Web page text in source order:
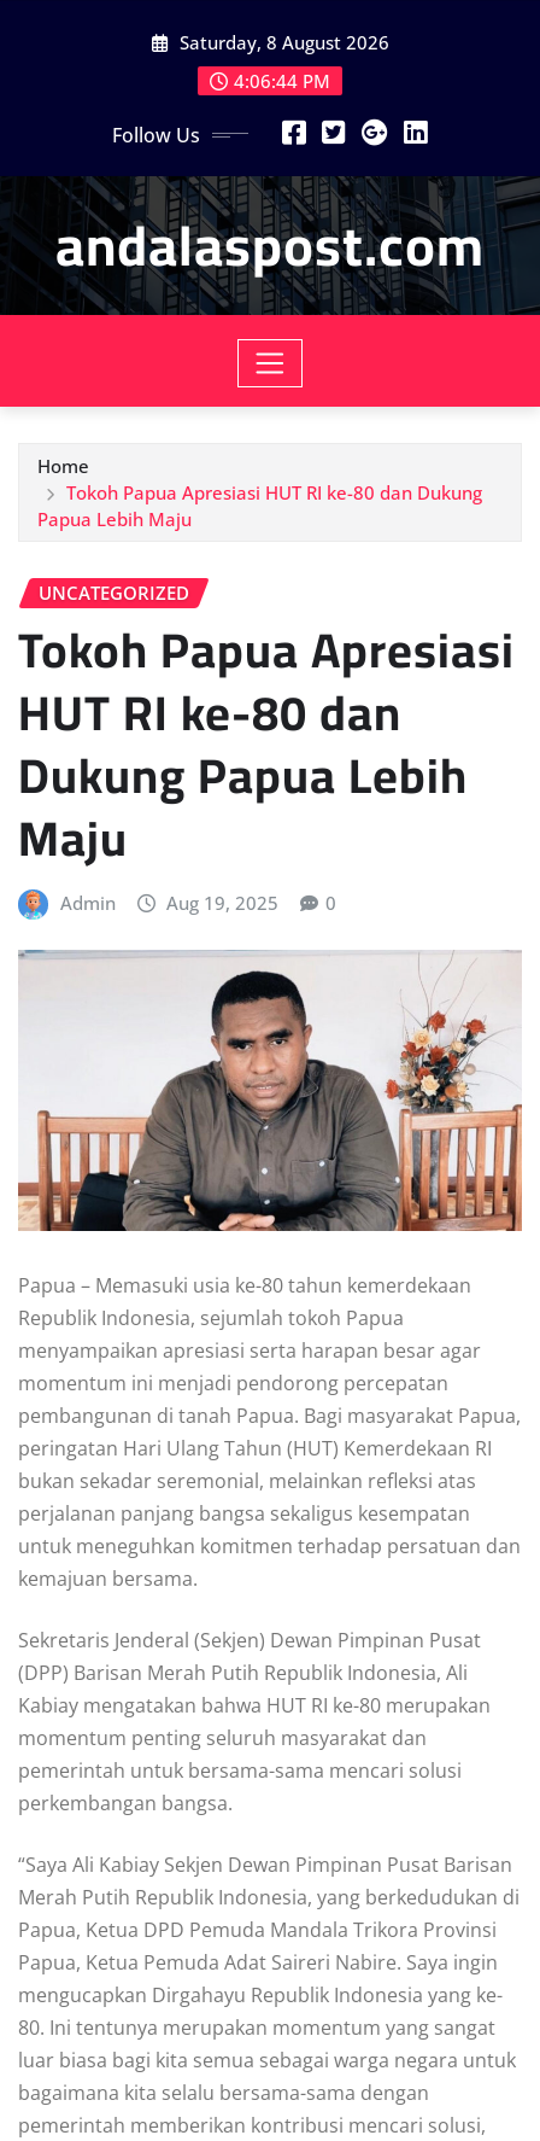
Saturday, 8 August 2026
4:06:46 PM
Follow Us
andalaspost.com
Home
Tokoh Papua Apresiasi HUT RI ke-80 dan Dukung
Papua Lebih Maju
UNCATEGORIZED
Tokoh Papua Apresiasi
HUT RI ke-80 dan
Dukung Papua Lebih
Maju
Admin Aug 19, 2025 0
Papua – Memasuki usia ke-80 tahun kemerdekaan
Republik Indonesia, sejumlah tokoh Papua
menyampaikan apresiasi serta harapan besar agar
momentum ini menjadi pendorong percepatan
pembangunan di tanah Papua. Bagi masyarakat Papua,
peringatan Hari Ulang Tahun (HUT) Kemerdekaan RI
bukan sekadar seremonial, melainkan refleksi atas
perjalanan panjang bangsa sekaligus kesempatan
untuk meneguhkan komitmen terhadap persatuan dan
kemajuan bersama.
Sekretaris Jenderal (Sekjen) Dewan Pimpinan Pusat
(DPP) Barisan Merah Putih Republik Indonesia, Ali
Kabiay mengatakan bahwa HUT RI ke-80 merupakan
momentum penting seluruh masyarakat dan
pemerintah untuk bersama-sama mencari solusi
perkembangan bangsa.
“Saya Ali Kabiay Sekjen Dewan Pimpinan Pusat Barisan
Merah Putih Republik Indonesia, yang berkedudukan di
Papua, Ketua DPD Pemuda Mandala Trikora Provinsi
Papua, Ketua Pemuda Adat Saireri Nabire. Saya ingin
mengucapkan Dirgahayu Republik Indonesia yang ke-
80. Ini tentunya merupakan momentum yang sangat
luar biasa bagi kita semua sebagai warga negara untuk
bagaimana kita selalu bersama-sama dengan
pemerintah memberikan kontribusi mencari solusi,